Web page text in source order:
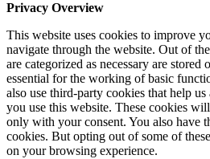
Privacy Overview
This website uses cookies to improve
navigate through the website. Out of
are categorized as necessary are stored
essential for the working of basic
also use third-party cookies that help
you use this website. These cookies
only with your consent. You also have
cookies. But opting out of some of
on your browsing experience.